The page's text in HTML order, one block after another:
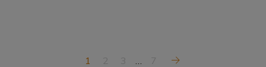
1 2 3 … 7